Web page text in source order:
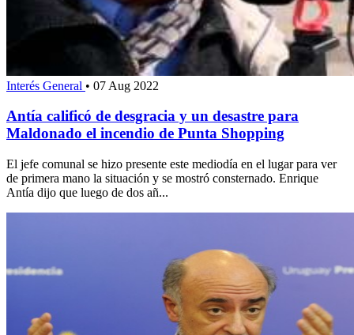
Interés General • 07 Aug 2022
Antía calificó de desgracia y un desastre para
Maldonado el incendio de Punta Shopping
El jefe comunal se hizo presente este mediodía en el lugar para ver
de primera mano la situación y se mostró consternado. Enrique
Antía dijo que luego de dos añ...